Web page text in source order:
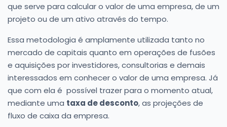
que serve para calcular o valor de uma empresa, de um
projeto ou de um ativo através do tempo.
Essa metodologia é amplamente utilizada tanto no
mercado de capitais quanto em operações de fusões
e aquisições por investidores, consultorias e demais
interessados em conhecer o valor de uma empresa. Já
que com ela é possível trazer para o momento atual,
mediante uma taxa de desconto, as projeções de
fluxo de caixa da empresa.